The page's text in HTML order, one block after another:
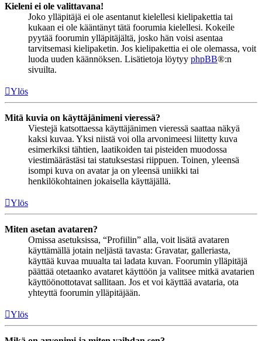
Kieleni ei ole valittavana!
Joko ylläpitäjä ei ole asentanut kielellesi kielipakettia tai
kukaan ei ole kääntänyt tätä foorumia kielellesi. Kokeile
pyytää foorumin ylläpitäjältä, josko hän voisi asentaa
tarvitsemasi kielipaketin. Jos kielipakettia ei ole olemassa, voit
luoda uuden käännöksen. Lisätietoja löytyy phpBB®:n
sivuilta.
Ylös
Mitä kuvia on käyttäjänimeni vieressä?
Viestejä katsottaessa käyttäjänimen vieressä saattaa näkyä
kaksi kuvaa. Yksi niistä voi olla arvonimeesi liitetty kuva
esimerkiksi tähtien, laatikoiden tai pisteiden muodossa
viestimäärästäsi tai statuksestasi riippuen. Toinen, yleensä
isompi kuva on avatar ja on yleensä uniikki tai
henkilökohtainen jokaisella käyttäjällä.
Ylös
Miten asetan avataren?
Omissa asetuksissa, “Profiilin” alla, voit lisätä avataren
käyttämällä jotain neljästä tavasta: Gravatar, galleriasta,
käyttää kuvaa muualta tai ladata kuvan. Foorumin ylläpitäjä
päättää otetaanko avataret käyttöön ja valitsee mitkä avatarien
käyttöönottotavat sallitaan. Jos et voi käyttää avataria, ota
yhteyttä foorumin ylläpitäjään.
Ylös